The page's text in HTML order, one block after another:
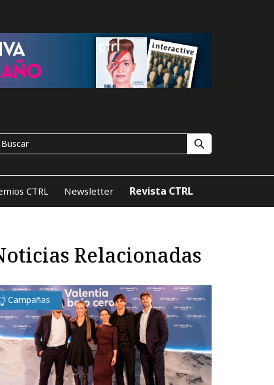
CTRL Newsletter Revista CTRL
Relacionadas
Campañas